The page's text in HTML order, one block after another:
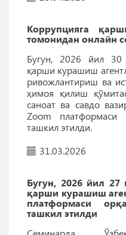
Коррупцияга
томонидан онлайн
Бугун, 2026 йил 30
қарши курашиш
ривожлантириш ва
ҳимоя қилиш
саноат ва савдо
Zoom платформаси
ташкил этилди.
31.03.2026
Бугун, 2026 йил 27
қарши курашиш
платформаси
ташкил этилди